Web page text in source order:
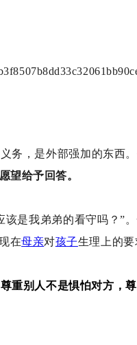
务，是外部强加的东西
望给予回答。
是我弟弟的看守吗？”
在母亲对孩子生理上的要
尊重别人不是惧怕对方，